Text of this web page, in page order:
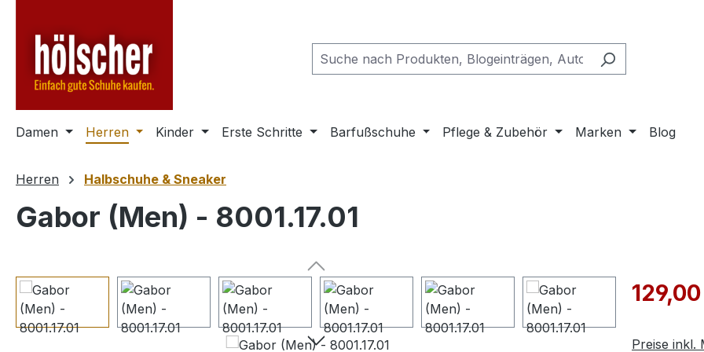
Damen Herren Kinder Erste Schritte Barfußschuhe Pflege & Zubehör Marken Blog
Herren Halbschuhe & Sneaker
Gabor (Men) - 8001.17.01
Bildergalerie überspringen
Preise inkl.